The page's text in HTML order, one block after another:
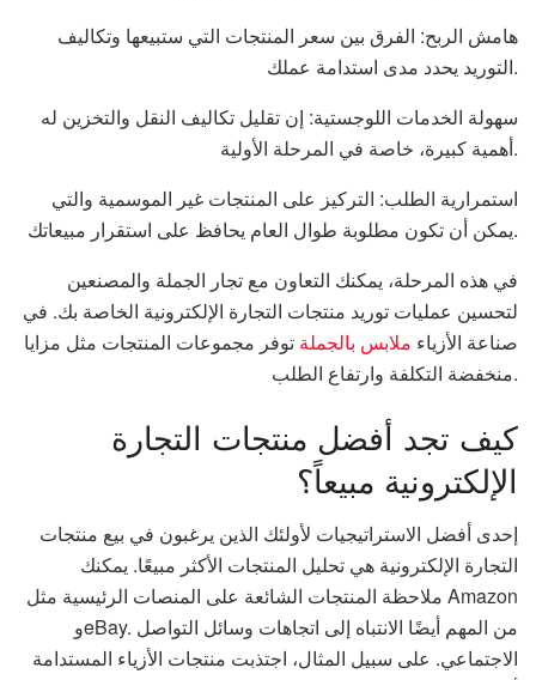
هامش الربح: الفرق بين سعر المنتجات التي ستبيعها وتكاليف
التوريد يحدد مدى استدامة عملك.
سهولة الخدمات اللوجستية: إن تقليل تكاليف النقل والتخزين له
أهمية كبيرة، خاصة في المرحلة الأولية.
استمرارية الطلب: التركيز على المنتجات غير الموسمية والتي
يمكن أن تكون مطلوبة طوال العام يحافظ على استقرار مبيعاتك.
في هذه المرحلة، يمكنك التعاون مع تجار الجملة والمصنعين
لتحسين عمليات توريد منتجات التجارة الإلكترونية الخاصة بك. في
صناعة الأزياء ملابس بالجملة توفر مجموعات المنتجات مثل مزايا
منخفضة التكلفة وارتفاع الطلب.
كيف تجد أفضل منتجات التجارة
الإلكترونية مبيعاً؟
إحدى أفضل الاستراتيجيات لأولئك الذين يرغبون في بيع منتجات
التجارة الإلكترونية هي تحليل المنتجات الأكثر مبيعًا. يمكنك
ملاحظة المنتجات الشائعة على المنصات الرئيسية مثل Amazon
وeBay. من المهم أيضًا الانتباه إلى اتجاهات وسائل التواصل
الاجتماعي. على سبيل المثال، اجتذبت منتجات الأزياء المستدامة